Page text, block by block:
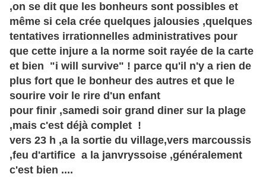
,on se dit que les bonheurs sont possibles et
même si cela crée quelques jalousies ,quelques
tentatives irrationnelles administratives pour
que cette injure a la norme soit rayée de la carte
et bien "i will survive" ! parce qu'il n'y a rien de
plus fort que le bonheur des autres et que le
sourire voir le rire d'un enfant
pour finir ,samedi soir grand diner sur la plage
,mais c'est déjà complet !
vers 23 h ,a la sortie du village,vers marcoussis
,feu d'artifice a la janvryssoise ,généralement
c'est bien ....